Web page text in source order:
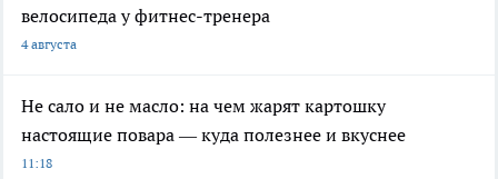
велосипеда у фитнес-тренера
4 августа
Не сало и не масло: на чем жарят картошку
настоящие повара — куда полезнее и вкуснее
11:18